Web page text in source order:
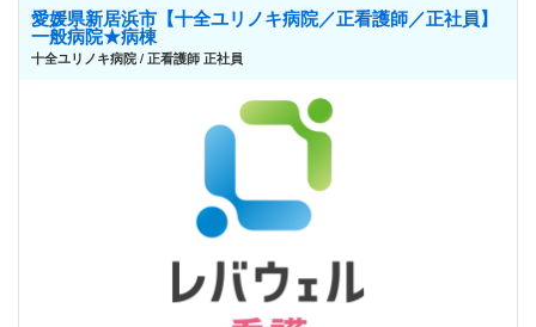
愛媛県新居浜市【十全ユリノキ病院／正看護師／正社員】
一般病院★病棟
十全ユリノキ病院 / 正看護師 正社員